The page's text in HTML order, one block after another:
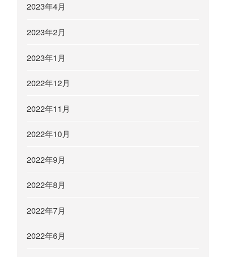
2023年4月
2023年2月
2023年1月
2022年12月
2022年11月
2022年10月
2022年9月
2022年8月
2022年7月
2022年6月